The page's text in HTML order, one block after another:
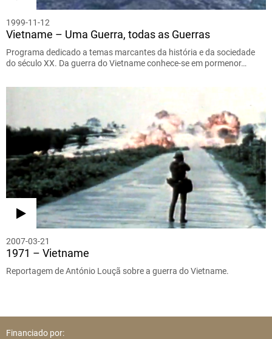
1999-11-12
Vietname – Uma Guerra, todas as Guerras
Programa dedicado a temas marcantes da história e da sociedade
do século XX. Da guerra do Vietname conhece-se em pormenor…
2007-03-21
1971 – Vietname
Reportagem de António Louçã sobre a guerra do Vietname.
Financiado por: